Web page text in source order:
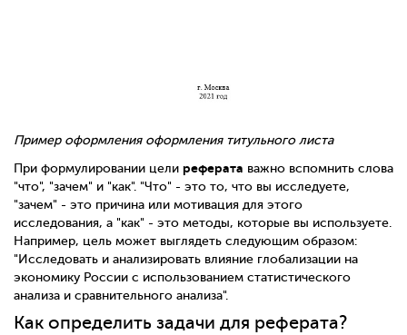
Пример оформления оформления титульного листа
При формулировании цели реферата важно вспомнить слова
"что", "зачем" и "как". "Что" - это то, что вы исследуете,
"зачем" - это причина или мотивация для этого
исследования, а "как" - это методы, которые вы используете.
Например, цель может выглядеть следующим образом:
"Исследовать и анализировать влияние глобализации на
экономику России с использованием статистического
анализа и сравнительного анализа".
Как определить задачи для реферата?